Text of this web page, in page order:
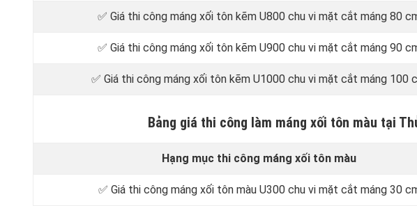
✅ Giá thi công máng xối tôn kẽm U800 chu vi mặt cắt máng 80
✅ Giá thi công máng xối tôn kẽm U900 chu vi mặt cắt máng 90
✅ Giá thi công máng xối tôn kẽm U1000 chu vi mặt cắt máng 100
Bảng giá thi công làm máng xối tôn màu tại
Hạng mục thi công máng xối tôn màu
✅ Giá thi công máng xối tôn màu U300 chu vi mặt cắt máng 30